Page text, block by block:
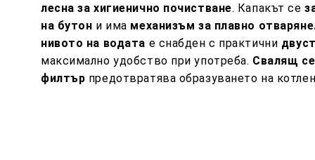
лесна за хигиенично почистване. Капакът се
на бутон и има механизъм за плавно
нивото на водата е снабден с практични
максимално удобство при употреба. Свалящ
филтър предотвратява образуването на